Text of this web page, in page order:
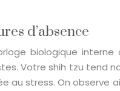
d’absence
biologique
Votre shih tzu
au stress. On